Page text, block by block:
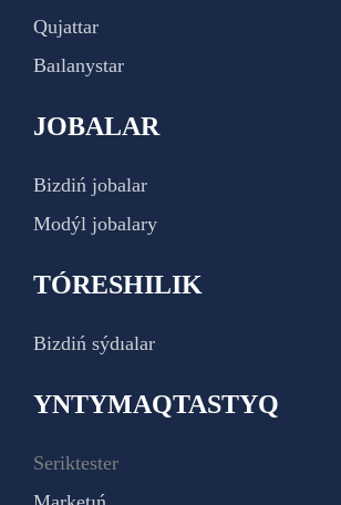
Qujattar
Baılanystar
JOBALAR
Bizdiń jobalar
Modýl jobalary
TÓRESHILIK
Bizdiń sýdıalar
YNTYMAQTASTYQ
Seriktester